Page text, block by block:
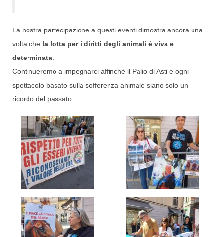
La nostra partecipazione a questi eventi dimostra ancora una
volta che la lotta per i diritti degli animali è viva e
determinata
Continueremo a impegnarci affinché il Palio di Asti e ogni
spettacolo basato sulla sofferenza animale siano solo un
ricordo del passato.